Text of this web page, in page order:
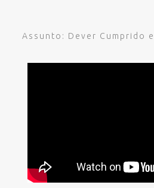
Assunto: Dever Cumprido